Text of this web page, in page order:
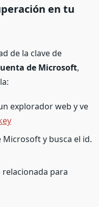
en tu
de la clave de
de Microsoft,
explorador web y ve
y busca el id.
para